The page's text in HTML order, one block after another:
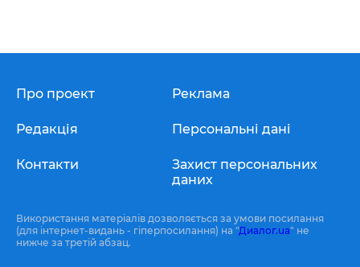
Про проект
Редакція
Контакти
Реклама
Персональні дані
Захист персональних
даних
Використання матеріалів дозволяється за умови посилання
(для інтернет-видань - гіперпосилання) на "Диалог.ua" не
нижче за третій абзац.